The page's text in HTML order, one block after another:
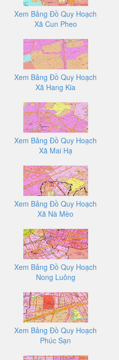
Xem Bảng Đồ Quy Hoạch
Xã Cun Pheo
Xem Bảng Đồ Quy Hoạch
Xã Hang Kia
Xem Bảng Đồ Quy Hoạch
Xã Mai Hạ
Xem Bảng Đồ Quy Hoạch
Xã Nà Mèo
Xem Bảng Đồ Quy Hoạch
Nong Luông
Xem Bảng Đồ Quy Hoạch
Phúc Sạn